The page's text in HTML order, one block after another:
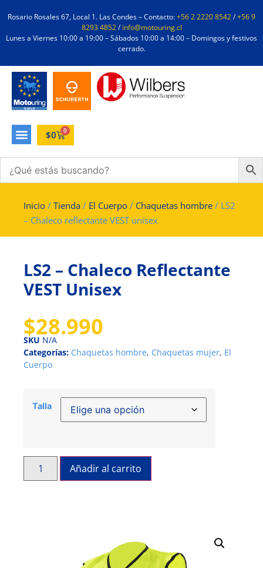
Rosario Rosales 67, Local 1. Las Condes – Contacto:+56 2 2220 8542/+56 9
8293 4852/info@motouring.cl
Lunes a Viernes 10:00 a 19:00 – Sábados 10:00 a 14:00 – Domingos y festivos
cerrado.
$0 0
Inicio / Tienda / El Cuerpo / Chaquetas hombre / LS2
– Chaleco reflectante VEST unisex
LS2 – Chaleco Reflectante
VEST Unisex
$28.990
SKU N/A
Categorías: Chaquetas hombre, Chaquetas mujer, El
Cuerpo
Talla
Añadir al carrito